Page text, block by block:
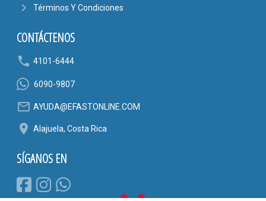
navigate_next Términos Y Condiciones
CONTÁCTENOS
phone 4101-6444
6090-9807
mail_outline AYUDA@EFASTONLINE.COM
location_on Alajuela, Costa Rica
SÍGANOS EN